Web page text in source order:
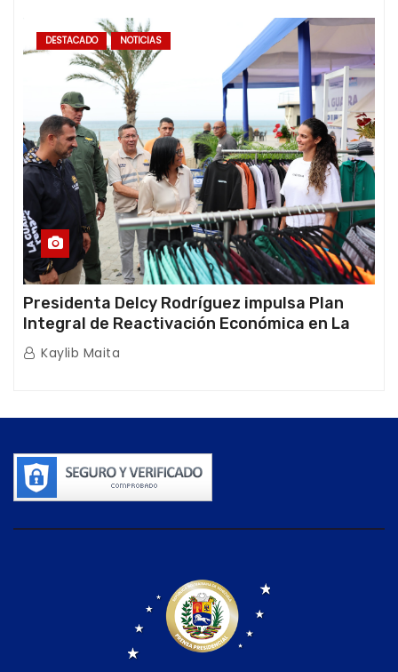
DESTACADO NOTICIAS
Presidenta Delcy Rodríguez impulsa Plan
Integral de Reactivación Económica en La
Guaira
Kaylib Maita